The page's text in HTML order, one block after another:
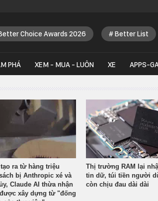
Choice Awards 2026 Better List
PHÁ XEM - MUA - LUÔN XE APPS-
ra từ hàng triệu
bị Anthropic xé và
Claude AI thừa nhận
xây dựng từ "đống
Thị trường RAM lại
tin dữ, túi tiền người
còn chịu đau dài dài